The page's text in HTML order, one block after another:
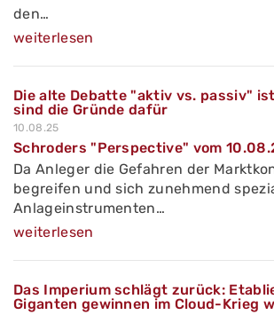
den…
weiterlesen
Die alte Debatte "aktiv vs. passiv"
sind die Gründe dafür
10.08.25
Schroders "Perspective" vom
Da Anleger die Gefahren der
begreifen und sich zunehmend
Anlageinstrumenten…
weiterlesen
Das Imperium schlägt zurück:
Giganten gewinnen im Cloud-Krieg